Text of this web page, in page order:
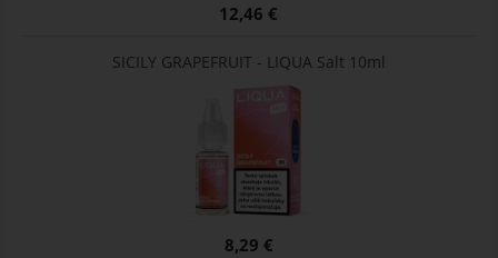
12,46 €
SICILY GRAPEFRUIT - LIQUA Salt 10ml
8,29 €